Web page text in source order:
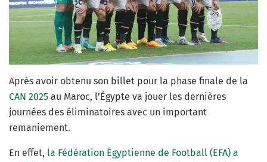
Après avoir obtenu son billet pour la phase finale de la
CAN 2025 au Maroc, l’Égypte va jouer les dernières
journées des éliminatoires avec un important
remaniement.
En effet, la Fédération Égyptienne de Football (EFA) a